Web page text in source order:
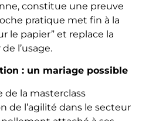
constitue une preuve
pratique met fin à la
le papier” et replace la
l’usage.
: un mariage possible
de la masterclass
de l’agilité dans le secteur